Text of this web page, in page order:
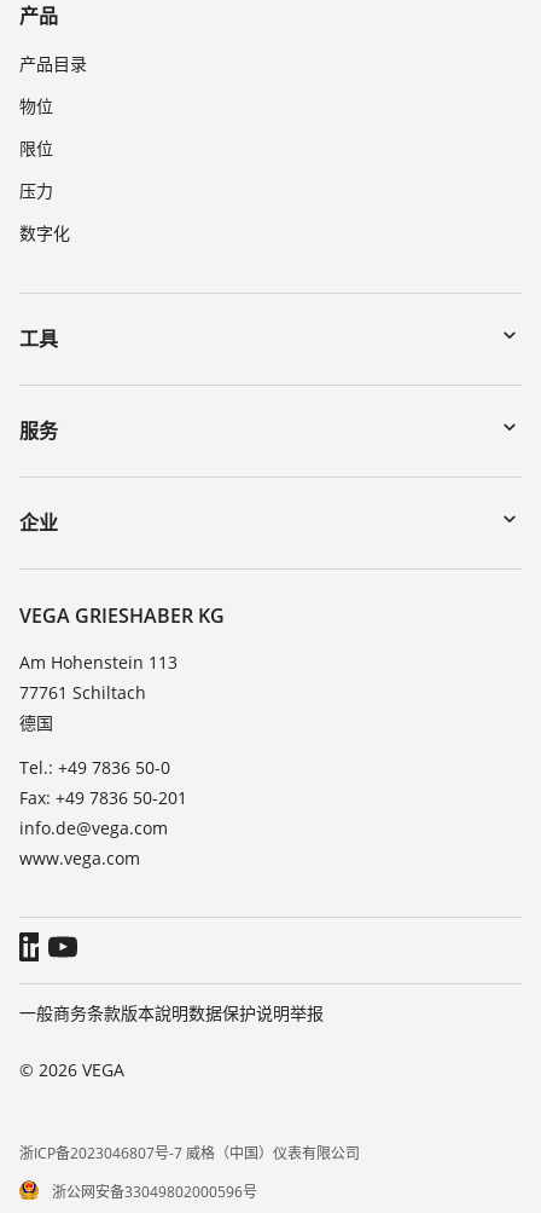
产品
产品目录
物位
限位
压力
数字化
工具
下载
通过序列号搜索仪表
DTM Collection/PACTware
服务
寄回仪表
讲座
TeamViewer
企业
关于 VEGA
联系我们
新闻
媒体
博客
VEGA GRIESHABER KG
Am Hohenstein 113
77761 Schiltach
德国
Tel.: +49 7836 50-0
Fax: +49 7836 50-201
info.de@vega.com
www.vega.com
© 2026 VEGA
一般商务条款版本說明数据保护说明举报
浙ICP备2023046807号-7 威格（中国）仪表有限公司
浙公网安备33049802000596号